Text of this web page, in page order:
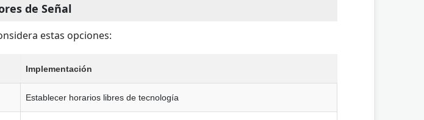
de Señal
estas opciones:
Implementación
Establecer horarios libres de tecnología